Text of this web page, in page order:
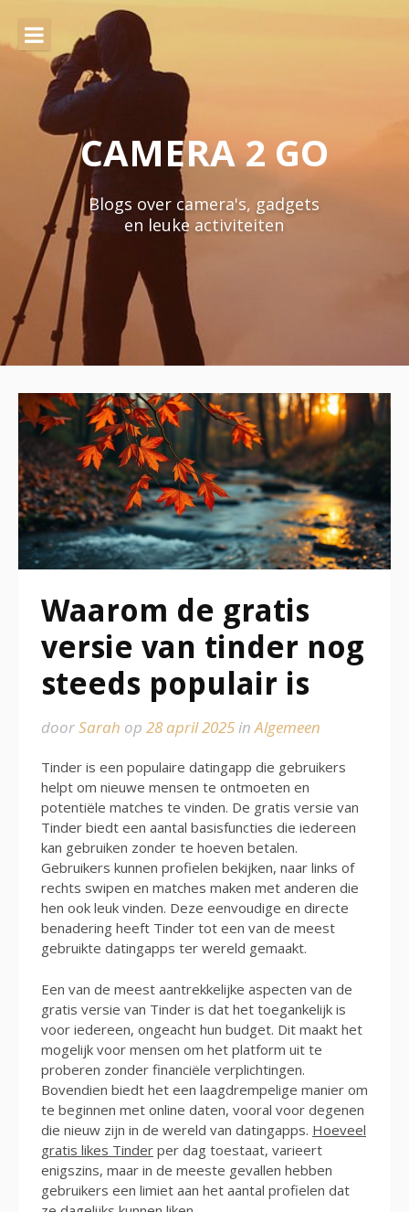
inhoud
springen
CAMERA 2 GO
Blogs over camera's, gadgets
en leuke activiteiten
Waarom de gratis
versie van tinder nog
steeds populair is
doorSarah op 28 april 2025inAlgemeen
Tinder is een populaire datingapp die gebruikers
helpt om nieuwe mensen te ontmoeten en
potentiële matches te vinden. De gratis versie van
Tinder biedt een aantal basisfuncties die iedereen
kan gebruiken zonder te hoeven betalen.
Gebruikers kunnen profielen bekijken, naar links of
rechts swipen en matches maken met anderen die
hen ook leuk vinden. Deze eenvoudige en directe
benadering heeft Tinder tot een van de meest
gebruikte datingapps ter wereld gemaakt.
Een van de meest aantrekkelijke aspecten van de
gratis versie van Tinder is dat het toegankelijk is
voor iedereen, ongeacht hun budget. Dit maakt het
mogelijk voor mensen om het platform uit te
proberen zonder financiële verplichtingen.
Bovendien biedt het een laagdrempelige manier om
te beginnen met online daten, vooral voor degenen
die nieuw zijn in de wereld van datingapps. Hoeveel
gratis likes Tinder per dag toestaat, varieert
enigszins, maar in de meeste gevallen hebben
gebruikers een limiet aan het aantal profielen dat